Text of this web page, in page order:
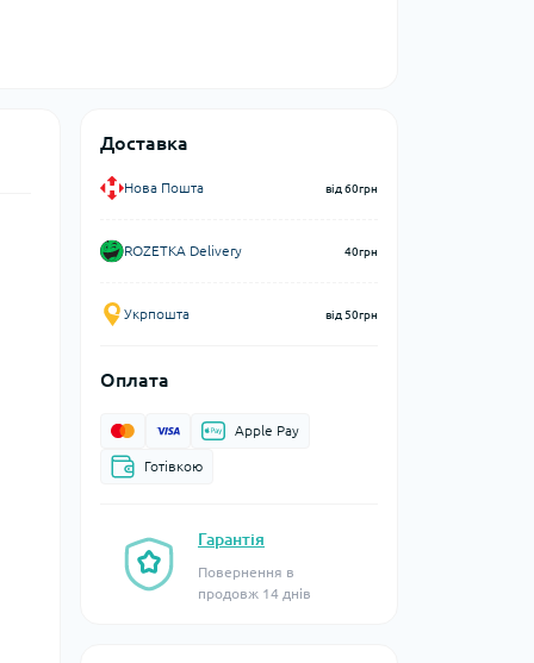
Доставка
Нова Пошта від 60грн
ROZETKA Delivery 40грн
Укрпошта від 50грн
Оплата
Apple Pay
Готівкою
Гарантія
Повернення в
продовж 14 днів